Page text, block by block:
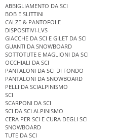
ABBIGLIAMENTO DA SCI
BOB E SLITTINI
CALZE & PANTOFOLE
DISPOSITIVI-LVS
GIACCHE DA SCI E GILET DA SCI
GUANTI DA SNOWBOARD
SOTTOTUTE E MAGLIONI DA SCI
OCCHIALI DA SCI
PANTALONI DA SCI DI FONDO
PANTALONI DA SNOWBOARD
PELLI DA SCIALPINISMO
SCI
SCARPONI DA SCI
SCI DA SCI ALPINISMO
CERA PER SCI E CURA DEGLI SCI
SNOWBOARD
TUTE DA SCI